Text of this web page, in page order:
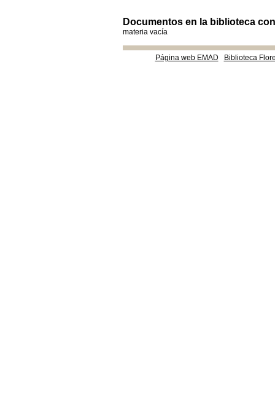
Documentos en la biblioteca
materia vacía
Página web EMAD Biblioteca